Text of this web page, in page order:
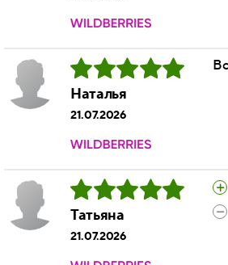
Наталья
21.07.2026
Татьяна
21.07.2026